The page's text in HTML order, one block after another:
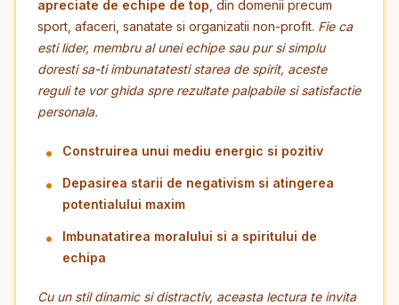
apreciate de echipe de top , din domenii precum
sport, afaceri, sanatate si organizatii non-profit. Fie ca
esti lider, membru al unei echipe sau pur si simplu
doresti sa-ti imbunatatesti starea de spirit, aceste
reguli te vor ghida spre rezultate palpabile si satisfactie
personala.
Construirea unui mediu energic si pozitiv
Depasirea starii de negativism si atingerea
potentialului maxim
Imbunatatirea moralului si a spiritului de
echipa
Cu un stil dinamic si distractiv, aceasta lectura te invita